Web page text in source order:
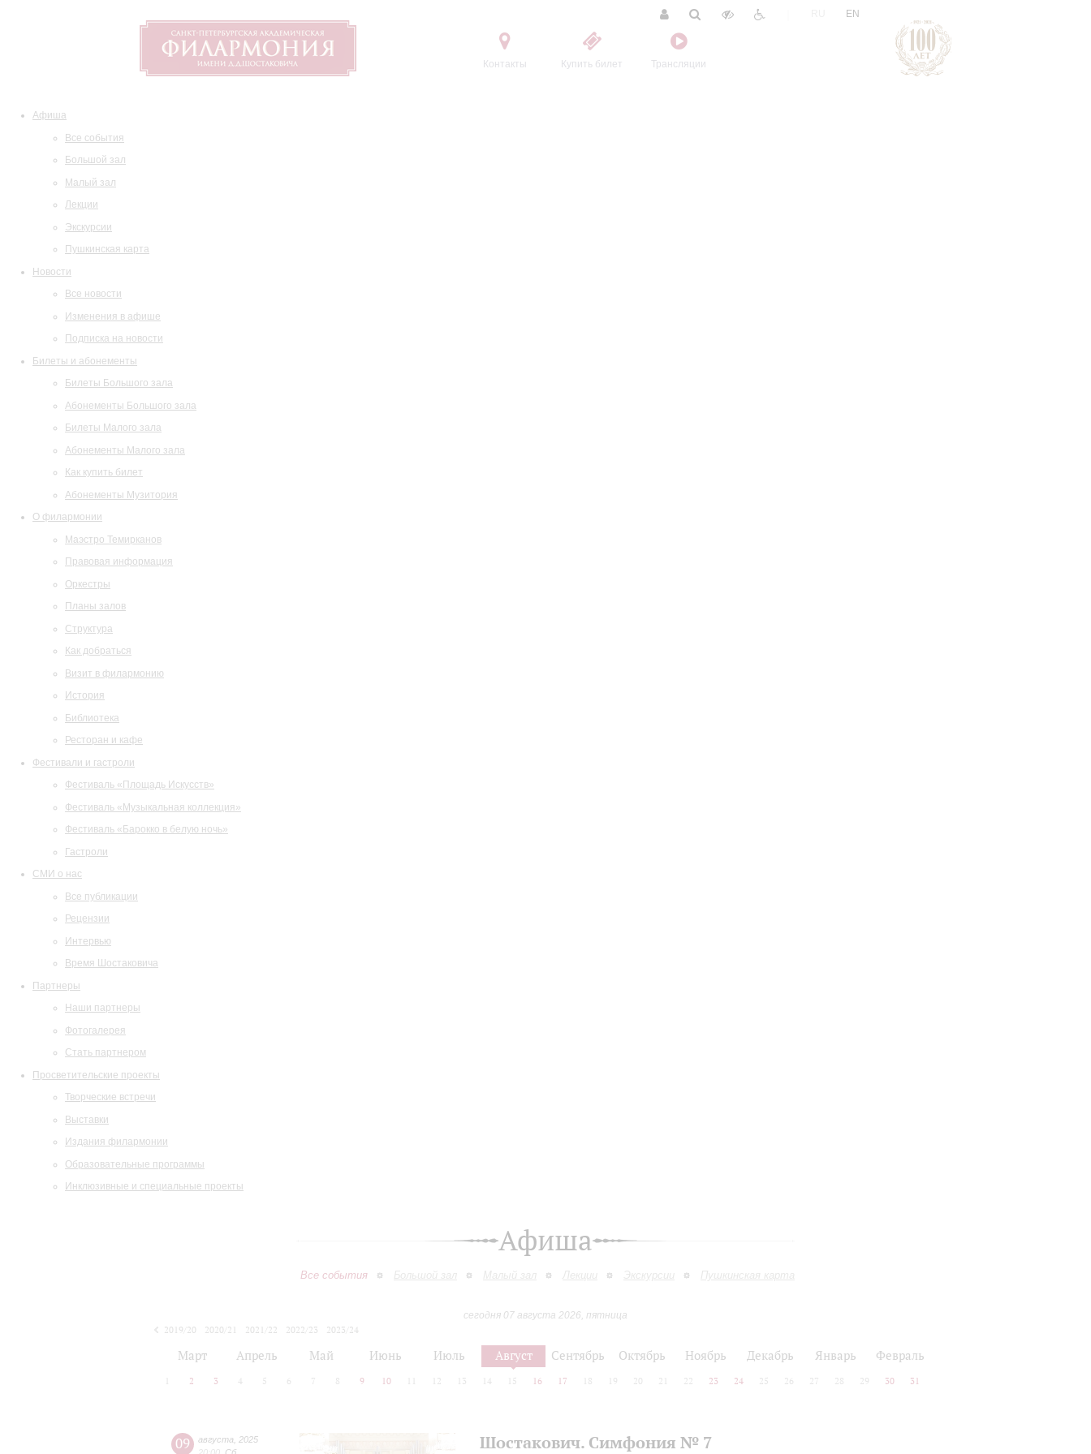
Контакты Купить билет Трансляции
EN
Афиша
Все события
Большой зал
Малый зал
Лекции
Экскурсии
Пушкинская карта
Новости
Все новости
Изменения в афише
Подписка на новости
Билеты и абонементы
Билеты Большого зала
Абонементы Большого зала
Билеты Малого зала
Абонементы Малого зала
Как купить билет
Абонементы Музитория
О филармонии
Маэстро Темирканов
Правовая информация
Оркестры
Планы залов
Структура
Как добраться
Визит в филармонию
История
Библиотека
Ресторан и кафе
Фестивали и гастроли
Фестиваль «Площадь Искусств»
Фестиваль «Музыкальная коллекция»
Фестиваль «Барокко в белую ночь»
Гастроли
СМИ о нас
Все публикации
Рецензии
Интервью
Время Шостаковича
Партнеры
Наши партнеры
Фотогалерея
Стать партнером
Просветительские проекты
Творческие встречи
Выставки
Издания филармонии
Образовательные программы
Инклюзивные и специальные проекты
Афиша
Все события Большой зал Малый зал Лекции Экскурсии Пушкинская карта
сегодня 07 августа 2026, пятница
2019/20
2020/21 2021/22 2022/23
2023/24
Март Апрель Май Июнь Июль Август Сентябрь Октябрь Ноябрь Декабрь Январь Февраль
2 3 4 5 6 7 8 9 10 12 13 14 15 16 17 18 19 20 21 22 23 24 25 26 27 28 29 30 31
09 августа
2025
Шостакович. Симфония № 7